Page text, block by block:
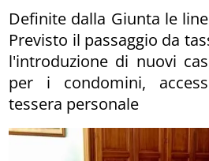
Definite dalla Giunta le
Previsto il passaggio da
l'introduzione di nuovi
per i condomini,
tessera personale